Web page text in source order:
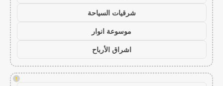
شرقيات السياحة
موسوعة انوار
اشراق الأرباح
!